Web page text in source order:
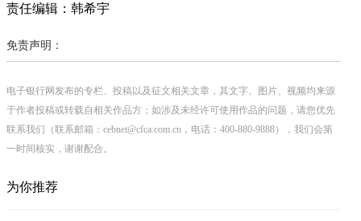
责任编辑：韩希宇
免责声明：
电子银行网发布的专栏、投稿以及征文相关文章，其文字、图片、视频均来源
于作者投稿或转载自相关作品方；如涉及未经许可使用作品的问题，请您优先
联系我们（联系邮箱：cebnet@cfca.com.cn，电话：400-880-9888），我们会第
一时间核实，谢谢配合。
为你推荐